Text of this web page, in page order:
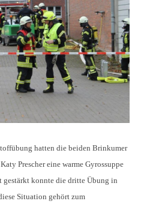
hatten die beiden Brinkumer
Prescher eine warme Gyrossuppe
konnte die dritte Übung in
Situation gehört zum